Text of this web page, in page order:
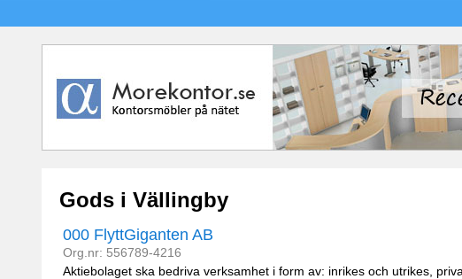
Gods i Vällingby
000 FlyttGiganten AB
Org.nr: 556789-4216
Aktiebolaget ska bedriva verksamhet i form av: inrikes och utrikes,